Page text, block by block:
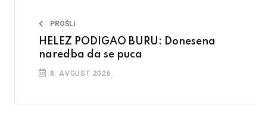
PROŠLI
HELEZ PODIGAO BURU: Donesena
naredba da se puca
8. AVGUST 2026.